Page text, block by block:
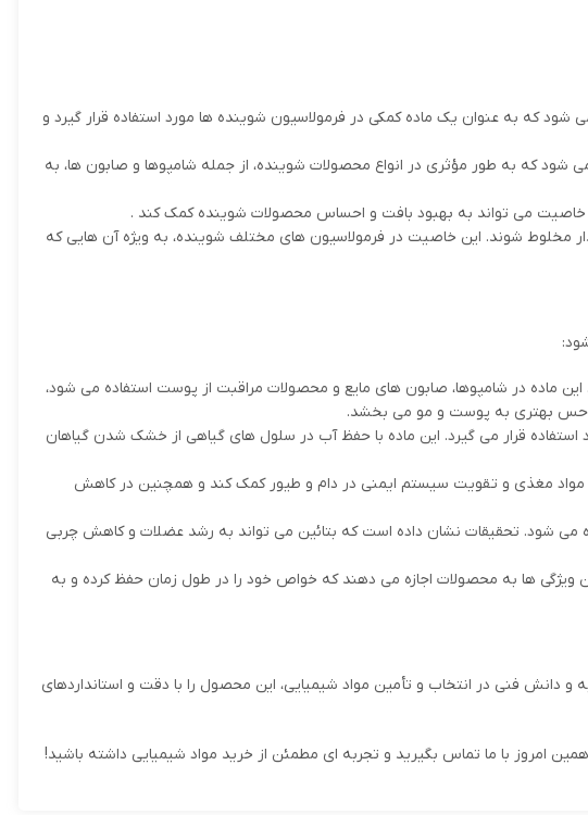
شود که به عنوان یک ماده کمکی در فرمولاسیون شوینده ها مورد استفاده قرار گیرد و
شود که به طور مؤثری در انواع محصولات شوینده، از جمله شامپوها و صابون ها، به
خاصیت می تواند به بهبود بافت و احساس محصولات شوینده کمک کند .
مخلوط شوند. این خاصیت در فرمولاسیون های مختلف شوینده، به ویژه آن هایی که
ماده در شامپوها، صابون های مایع و محصولات مراقبت از پوست استفاده می شود،
حس بهتری به پوست و مو می بخشد.
قرار می گیرد. این ماده با حفظ آب در سلول های گیاهی از خشک شدن گیاهان
مواد مغذی و تقویت سیستم ایمنی در دام و طیور کمک کند و همچنین در کاهش
می شود. تحقیقات نشان داده است که بتائین می تواند به رشد عضلات و کاهش چربی
ویژگی ها به محصولات اجازه می دهند که خواص خود را در طول زمان حفظ کرده و به
و دانش فنی در انتخاب و تأمین مواد شیمیایی، این محصول را با دقت و استانداردهای
امروز با ما تماس بگیرید و تجربه ای مطمئن از خرید مواد شیمیایی داشته باشید!